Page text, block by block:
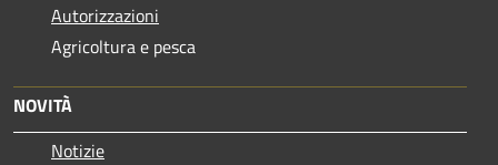
Autorizzazioni
Agricoltura e pesca
NOVITÀ
Notizie